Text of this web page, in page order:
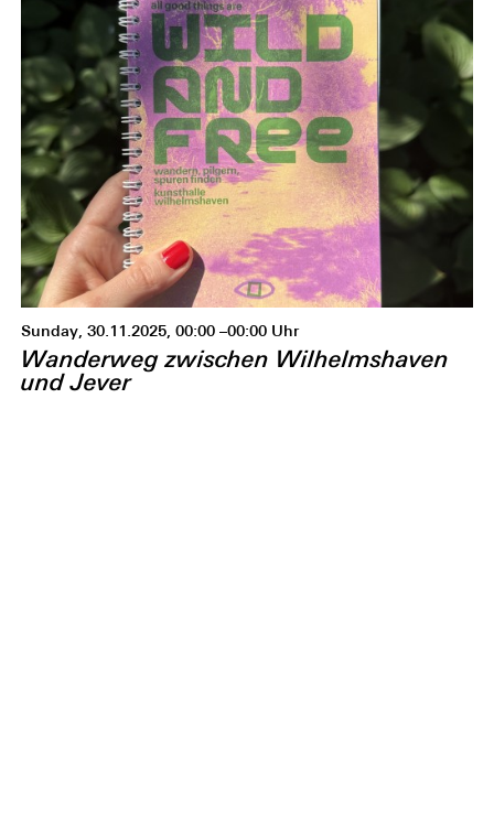
Sunday, 30.11.2025, 00:00 –00:00 Uhr
Wanderweg zwischen Wilhelmshaven
und Jever